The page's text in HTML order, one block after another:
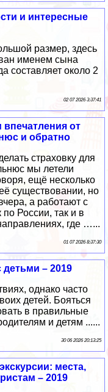
и интересные
размер, здесь
именем сына
составляет около 2
02 07 2026 3:37:41
от
и обратно
страховку для
мы летели
ещё несколько
существовании, но
а работают с
по России, так и в
где …...
01 07 2026 8:37:30
детьми – 2019
однако часто
детей. Бояться
в правильные
и детям ......
30 06 2026 20:13:25
места,
– 2019